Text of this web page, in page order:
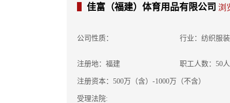
佳富（福建）体育用品有限公司 浏
公司性质： 行业：纺织服
注册地：福建 职工人数：50
注册资本：500万（含）-1000万（不含）
受理法院: